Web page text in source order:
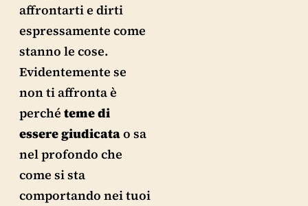
affrontarti e dirti
espressamente come
stanno le cose.
Evidentemente se
non ti affronta è
perché teme di
essere giudicatao sa
nel profondo che
come si sta
comportando nei tuoi